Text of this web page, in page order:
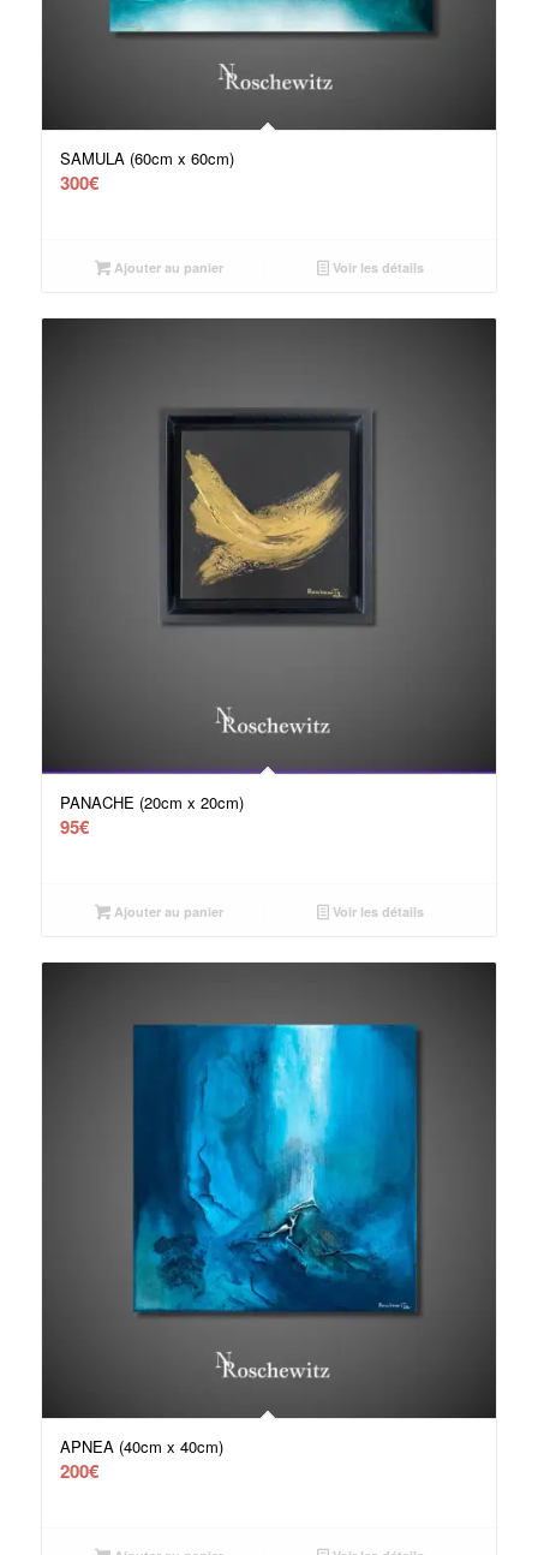
SAMULA (60cm x 60cm)
300€
Ajouter au panier Voir les détails
PANACHE (20cm x 20cm)
95€
Ajouter au panier Voir les détails
APNEA (40cm x 40cm)
200€